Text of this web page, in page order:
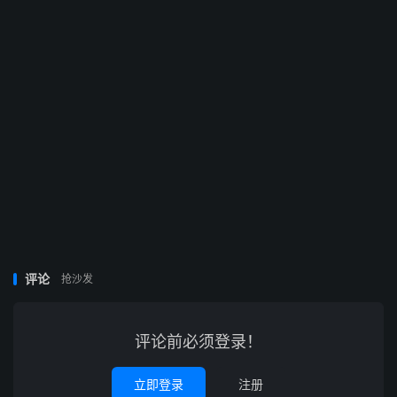
评论 抢沙发
评论前必须登录！
立即登录 注册